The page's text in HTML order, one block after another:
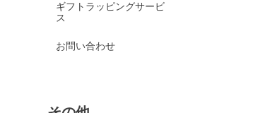
ギフトラッピングサービ
ス
お問い合わせ